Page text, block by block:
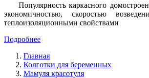
Популярность каркасного
экономичностью, скоростью
теплоизоляционными свойствами
Подробнее
Главная
Колготки для беременных
Мамуля красотуля